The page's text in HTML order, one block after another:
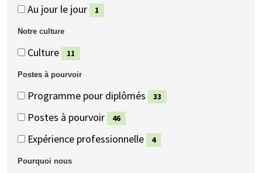
La
vie
La
vie
Au jour le jour
(1
1
Notre culture
Notre
culture
Notre
culture
Culture
(11
11
Postes à pourvoir
Postes
à
Postes
à
Programme pour diplômés
(33
33
Postes à pourvoir
(46
éléments)
46
Expérience professionnelle
(4
4
Pourquoi nous